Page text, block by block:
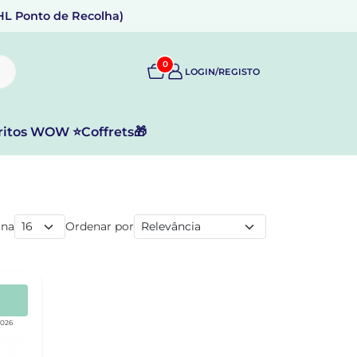
Ponto de Recolha)
0
LOGIN/REGISTO
WOW ⭐Coffrets🎁
Ordenar por